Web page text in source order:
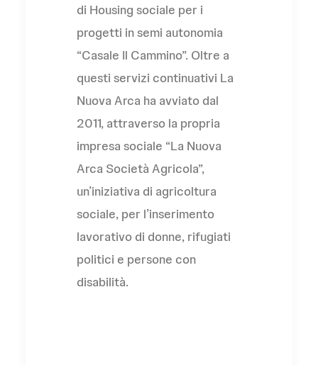
di Housing sociale per i
progetti in semi autonomia
“Casale Il Cammino”. Oltre a
questi servizi continuativi La
Nuova Arca ha avviato dal
2011, attraverso la propria
impresa sociale “La Nuova
Arca Società Agricola”,
un’iniziativa di agricoltura
sociale, per l’inserimento
lavorativo di donne, rifugiati
politici e persone con
disabilità.